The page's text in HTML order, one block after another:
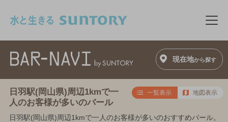
メ
現在地から探す
日羽駅(岡山県)周辺1kmで一
人のお客様が多いのバール
一覧表示 地図表示
日羽駅(岡山県)周辺1kmで一人のお客様が多いのおすすめバール。